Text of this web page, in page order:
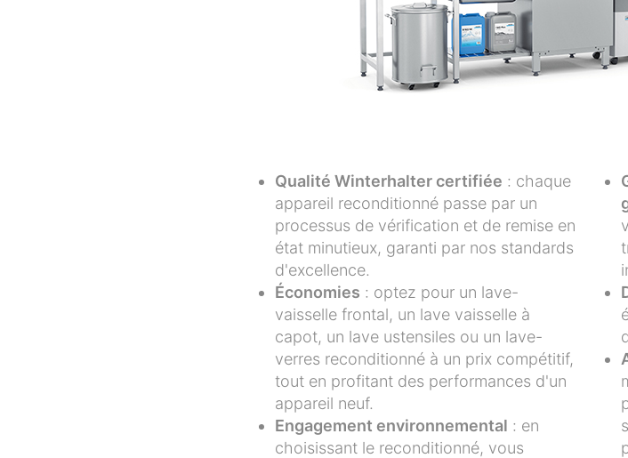
Qualité Winterhalter certifiée : chaque
appareil reconditionné passe par un
processus de vérification et de remise en
état minutieux, garanti par nos standards
d'excellence.
Économies : optez pour un lave-
vaisselle frontal, un lave vaisselle à
capot, un lave ustensiles ou un lave-
verres reconditionné à un prix compétitif,
tout en profitant des performances d'un
appareil neuf.
Engagement environnemental : en
choisissant le reconditionné, vous